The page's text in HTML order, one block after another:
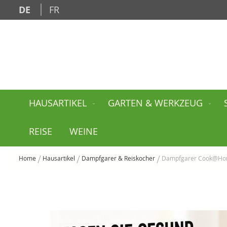
Zum
Inhalt
DE FR
HAUSARTIKEL GARTEN & WERKZEUG
REISE WEINE
Home Hausartikel Dampfgarer & Reiskocher Dampfgarer
Bildgalerie